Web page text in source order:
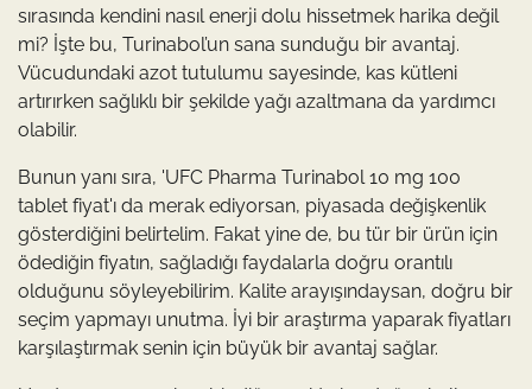
sırasında kendini nasıl enerji dolu hissetmek harika değil
mi? İşte bu, Turinabol’un sana sunduğu bir avantaj.
Vücudundaki azot tutulumu sayesinde, kas kütleni
artırırken sağlıklı bir şekilde yağı azaltmana da yardımcı
olabilir.
Bunun yanı sıra, 'UFC Pharma Turinabol 10 mg 100
tablet fiyat'ı da merak ediyorsan, piyasada değişkenlik
gösterdiğini belirtelim. Fakat yine de, bu tür bir ürün için
ödediğin fiyatın, sağladığı faydalarla doğru orantılı
olduğunu söyleyebilirim. Kalite arayışındaysan, doğru bir
seçim yapmayı unutma. İyi bir araştırma yaparak fiyatları
karşılaştırmak senin için büyük bir avantaj sağlar.